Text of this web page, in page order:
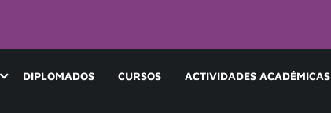
DIPLOMADOS CURSOS ACTIVIDADES ACADÉMICAS